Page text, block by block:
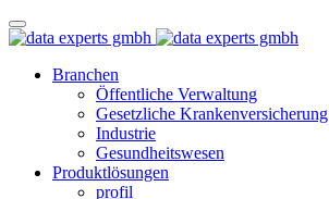
Branchen
Öffentliche Verwaltung
Gesetzliche Krankenversicherung
Industrie
Gesundheitswesen
Produktlösungen
profil